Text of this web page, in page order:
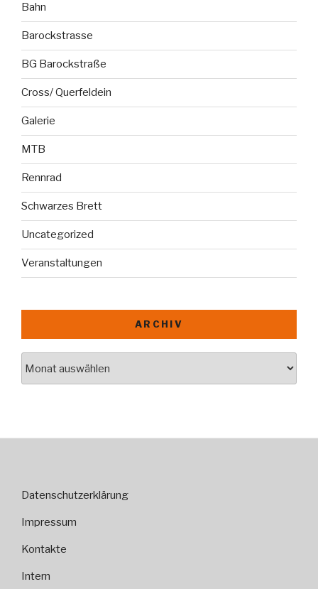
Bahn
Barockstrasse
BG Barockstraße
Cross/ Querfeldein
Galerie
MTB
Rennrad
Schwarzes Brett
Uncategorized
Veranstaltungen
ARCHIV
Datenschutzerklärung
Impressum
Kontakte
Intern